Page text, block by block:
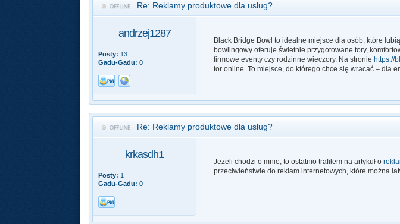
Re: Reklamy produktowe dla usług?
andrzej1287
Posty: 13
Gadu-Gadu: 0
Black Bridge Bowl to idealne miejsce dla osób, które
bowlingowy oferuje świetnie przygotowane tory,
firmowe eventy czy rodzinne wieczory. Na stronie https://
tor online. To miejsce, do którego chce się wracać – dla
Re: Reklamy produktowe dla usług?
krkasdh1
Posty: 1
Gadu-Gadu: 0
Jeżeli chodzi o mnie, to ostatnio trafiłem na artykuł o
przeciwieństwie do reklam internetowych, które można